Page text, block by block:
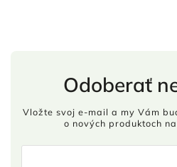
Odoberať
Vložte svoj e-mail a my Vám
o nových produktoch